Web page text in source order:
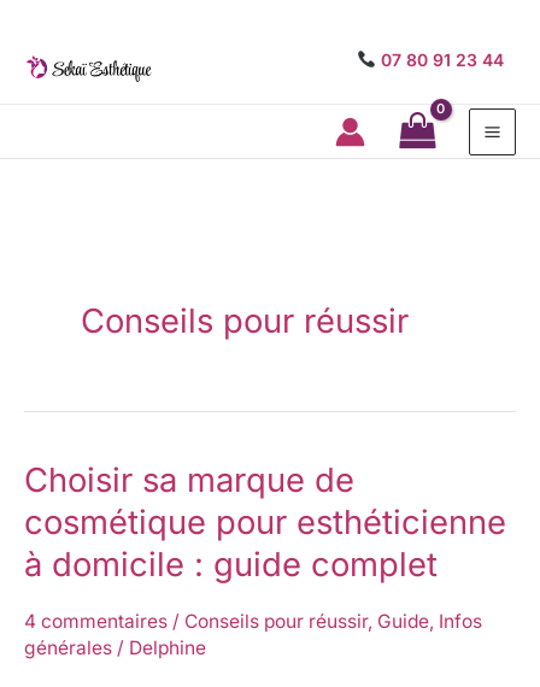
07 80 91 23 44
Conseils pour réussir
Choisir sa marque de
cosmétique pour esthéticienne
à domicile : guide complet
4 commentaires / Conseils pour réussir, Guide, Infos
générales / Delphine
Choisir
marque
de
cosmétique
pour